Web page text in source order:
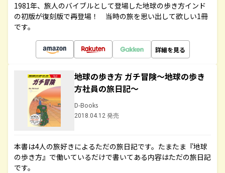
1981年、旅人のバイブルとして登場した地球の歩き方インド
の初版が復刻版で再登場！ 当時の旅を思い出して欲しい1冊
です。
詳細を見る
地球の歩き方 ガチ冒険～地球の歩き
方社員の旅日記～
D-Books
2018.04.12 発売
本書は4人の旅好きによるただの旅日記です。たまたま『地球
の歩き方』で働いているだけで書いてある内容はただの旅日記
です。